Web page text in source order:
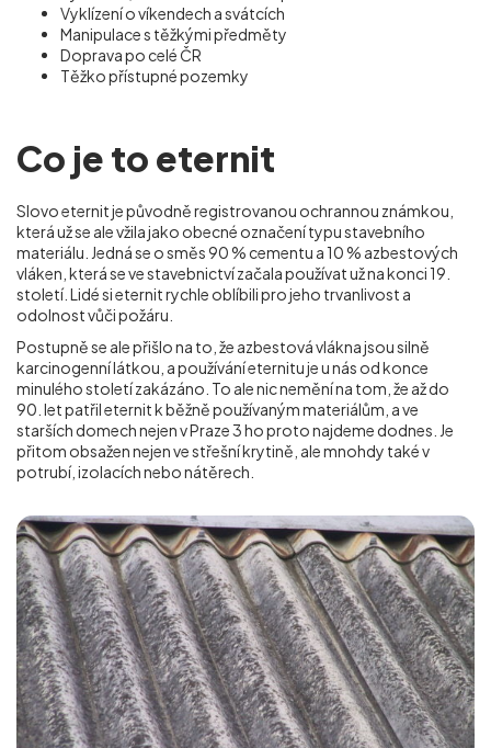
Vyklízení o víkendech a svátcích
Manipulace s těžkými předměty
Doprava po celé ČR
Těžko přístupné pozemky
Co je to eternit
Slovo eternit je původně registrovanou ochrannou známkou,
která už se ale vžila jako obecné označení typu stavebního
materiálu. Jedná se o směs 90 % cementu a 10 % azbestových
vláken, která se ve stavebnictví začala používat už na konci 19.
století. Lidé si eternit rychle oblíbili pro jeho trvanlivost a
odolnost vůči požáru.
Postupně se ale přišlo na to, že azbestová vlákna jsou silně
karcinogenní látkou, a používání eternitu je u nás od konce
minulého století zakázáno. To ale nic nemění na tom, že až do
90. let patřil eternit k běžně používaným materiálům, a ve
starších domech nejen v Praze 3 ho proto najdeme dodnes. Je
přitom obsažen nejen ve střešní krytině, ale mnohdy také v
potrubí, izolacích nebo nátěrech.